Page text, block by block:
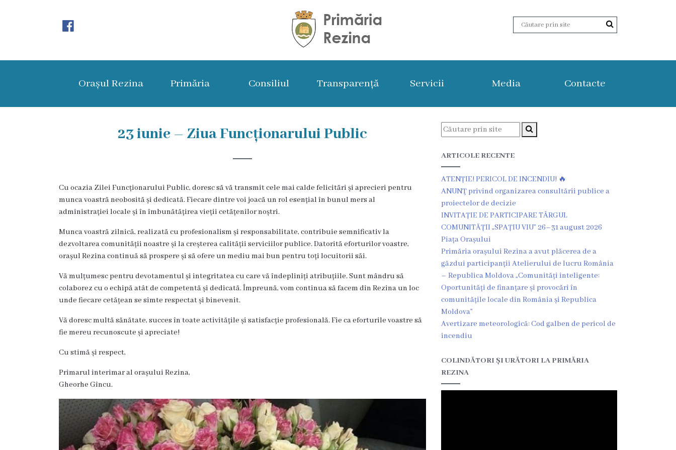
Rezina
orașului
audiență
Aparatul
primăriei
Competențele
Orașul Rezina Primăria Consiliul Transparență Servicii Media Contacte
23 iunie – Ziua Funcționarului Public
Cu ocazia Zilei Funcționarului Public, doresc să vă transmit cele mai calde felicitări și aprecieri pentru
munca voastră neobosită și dedicată. Fiecare dintre voi joacă un rol esențial în bunul mers al
administrației locale și în îmbunătățirea vieții cetățenilor noștri.
Munca voastră zilnică, realizată cu profesionalism și responsabilitate, contribuie semnificativ la
dezvoltarea comunității noastre și la creșterea calității serviciilor publice. Datorită eforturilor voastre,
orașul Rezina continuă să prospere și să ofere un mediu mai bun pentru toți locuitorii săi.
Vă mulțumesc pentru devotamentul și integritatea cu care vă îndepliniți atribuțiile. Sunt mândru să
colaborez cu o echipă atât de competentă și dedicată. Împreună, vom continua să facem din Rezina un loc
unde fiecare cetățean se simte respectat și binevenit.
Vă doresc multă sănătate, succes în toate activitățile și satisfacție profesională. Fie ca eforturile voastre să
fie mereu recunoscute și apreciate!
Cu stimă și respect,
Primarul interimar al orașului Rezina,
Gheorhe Gîncu.
ARTICOLE RECENTE
ATENȚIE! PERICOL DE INCENDIU! 🔥
ANUNŢ privind organizarea consultării publice a
proiectelor de decizie
INVITAȚIE DE PARTICIPARE TÂRGUL
COMUNITĂȚII „SPAȚIU VIU” 26–31 august 2026
Piața Orașului
Primăria orașului Rezina a avut plăcerea de a
găzdui participanții Atelierului de lucru România
– Republica Moldova „Comunități inteligente:
Oportunități de finanțare și provocări în
comunitățile locale din România și Republica
Moldova”
Avertizare meteorologică: Cod galben de pericol de
incendiu
COLINDĂTORI ȘI URĂTORI LA PRIMĂRIA
REZINA